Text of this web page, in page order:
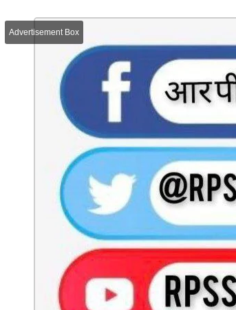
Advertisement Box